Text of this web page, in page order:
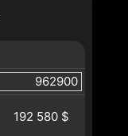
192 580 $